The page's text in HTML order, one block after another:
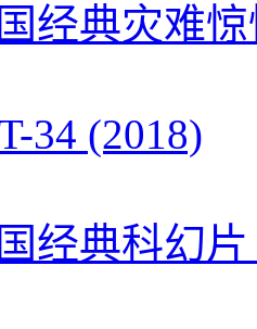
经典灾难
34 (2018)
经典科幻